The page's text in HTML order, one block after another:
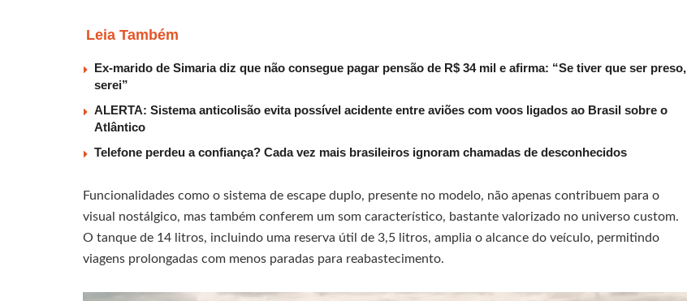
Leia Também
Ex-marido de Simaria diz que não consegue pagar pensão de R$ 34 mil e afirma: “Se tiver que ser preso,
serei”
ALERTA: Sistema anticolisão evita possível acidente entre aviões com voos ligados ao Brasil sobre o
Atlântico
Telefone perdeu a confiança? Cada vez mais brasileiros ignoram chamadas de desconhecidos
Funcionalidades como o sistema de escape duplo, presente no modelo, não apenas contribuem para o
visual nostálgico, mas também conferem um som característico, bastante valorizado no universo custom.
O tanque de 14 litros, incluindo uma reserva útil de 3,5 litros, amplia o alcance do veículo, permitindo
viagens prolongadas com menos paradas para reabastecimento.